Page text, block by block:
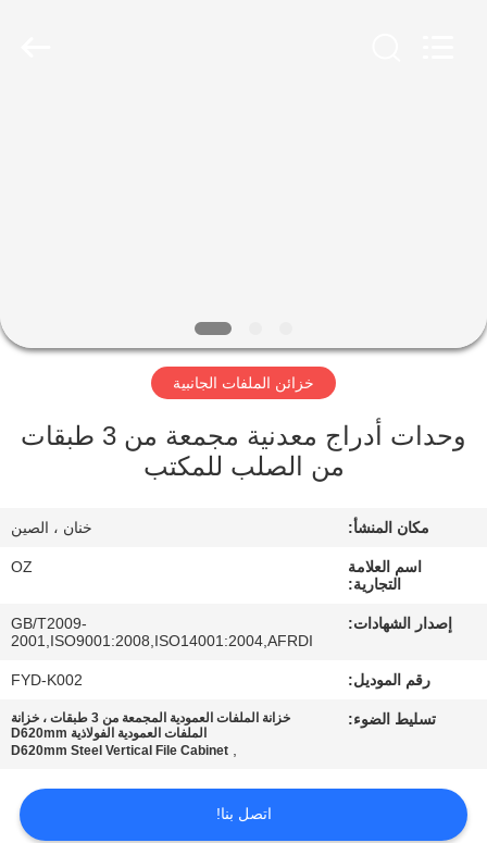
عنا
في
مراقبة
الجودة
اطلب
خزائن الملفات الجانبية
وحدات أدراج معدنية مجمعة من 3 طبقات
من الصلب للمكتب
مكان المنشأ: خنان ، الصين
اسم العلامة
التجارية:
OZ
إصدار الشهادات:
GB/T2009-
2001,ISO9001:2008,ISO14001:2004,AFRDI
رقم الموديل: FYD-K002
تسليط الضوء:
خزانة الملفات العمودية المجمعة من 3 طبقات ، خزانة
الملفات العمودية الفولاذية D620mm
,
D620mm Steel Vertical File Cabinet
اتصل بنا!